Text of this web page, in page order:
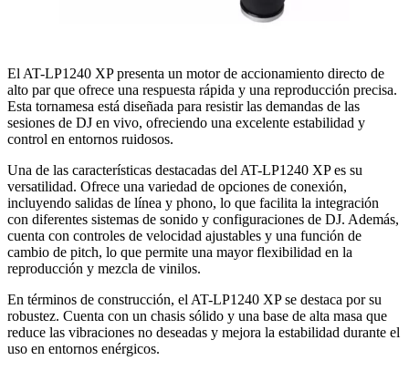
El AT-LP1240 XP presenta un motor de accionamiento directo de
alto par que ofrece una respuesta rápida y una reproducción precisa.
Esta tornamesa está diseñada para resistir las demandas de las
sesiones de DJ en vivo, ofreciendo una excelente estabilidad y
control en entornos ruidosos.
Una de las características destacadas del AT-LP1240 XP es su
versatilidad. Ofrece una variedad de opciones de conexión,
incluyendo salidas de línea y phono, lo que facilita la integración
con diferentes sistemas de sonido y configuraciones de DJ. Además,
cuenta con controles de velocidad ajustables y una función de
cambio de pitch, lo que permite una mayor flexibilidad en la
reproducción y mezcla de vinilos.
En términos de construcción, el AT-LP1240 XP se destaca por su
robustez. Cuenta con un chasis sólido y una base de alta masa que
reduce las vibraciones no deseadas y mejora la estabilidad durante el
uso en entornos enérgicos.